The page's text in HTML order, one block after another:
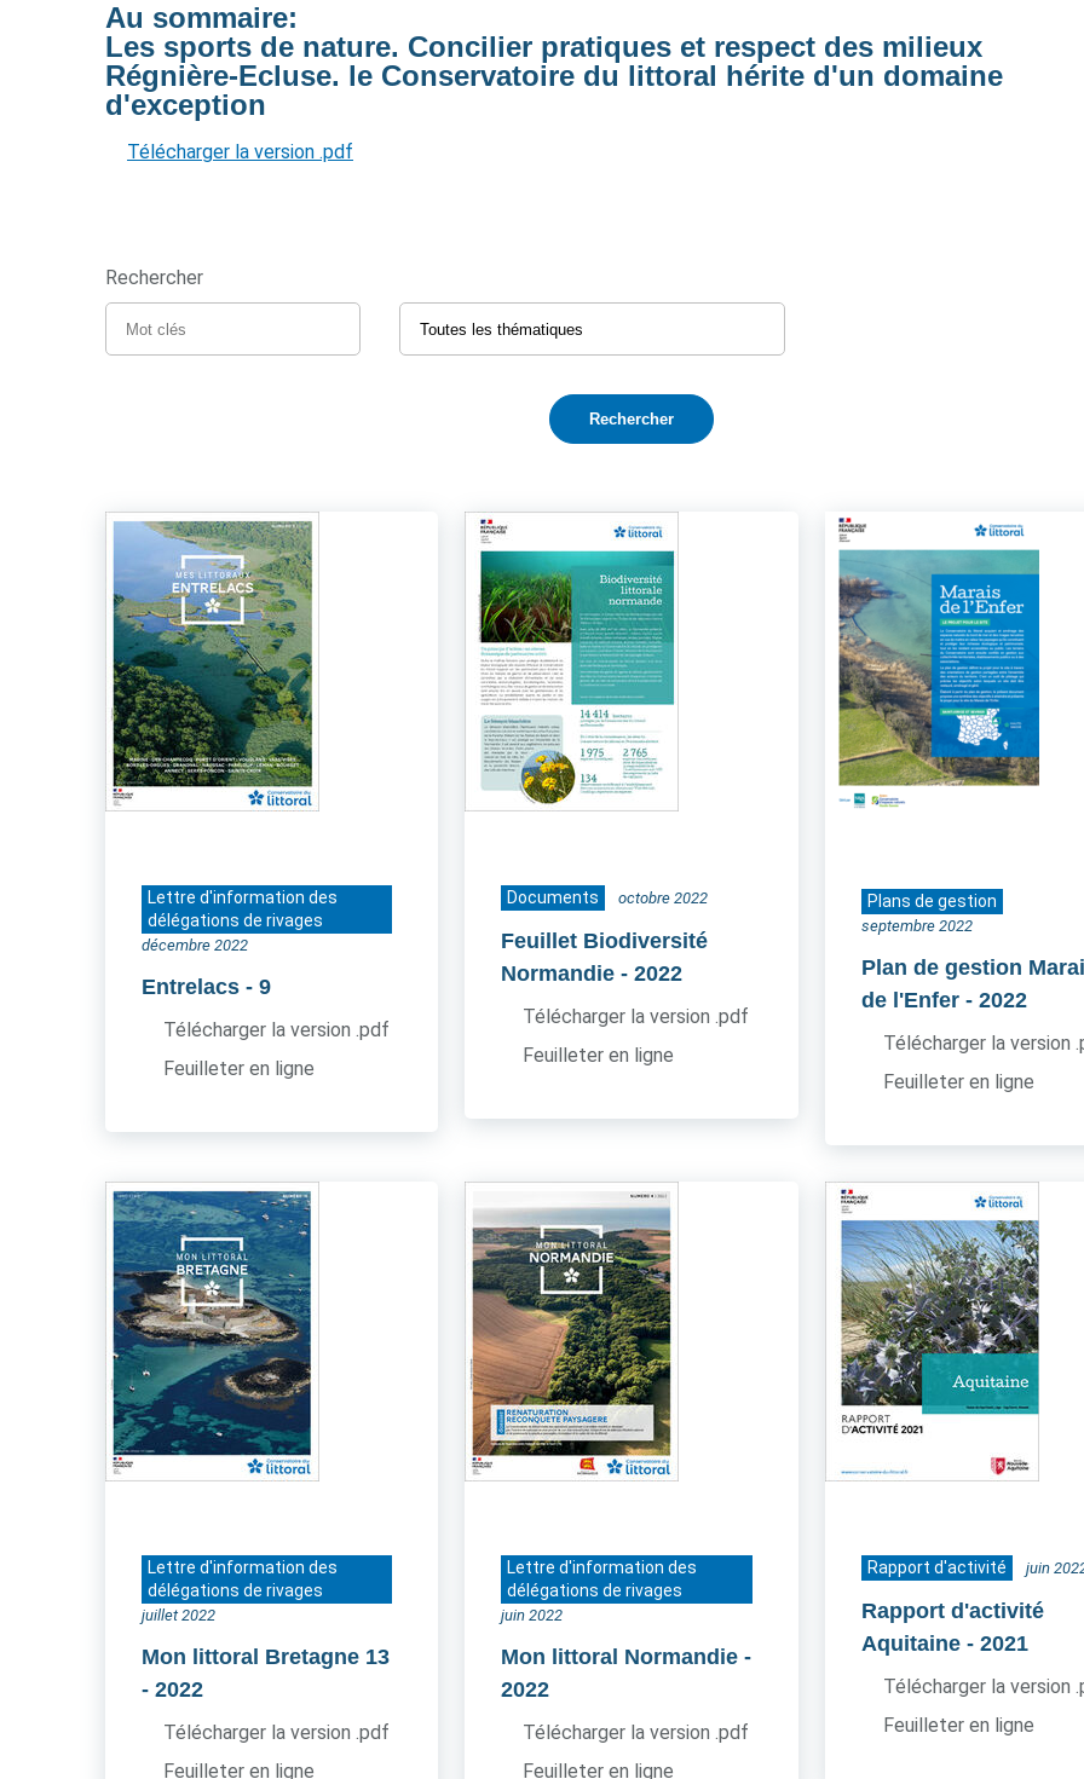
Au sommaire:
Les sports de nature. Concilier pratiques et respect des milieux
Régnière-Ecluse. le Conservatoire du littoral hérite d'un domaine
d'exception
Télécharger la version .pdf
Rechercher
Lettre d'information des
délégations de rivages
décembre 2022
Entrelacs - 9
Télécharger la version .pdf
Feuilleter en ligne
Documents octobre 2022
Feuillet Biodiversité
Normandie - 2022
Télécharger la version .pdf
Feuilleter en ligne
Plans de gestion
septembre 2022
Plan de gestion
de l'Enfer - 2022
Télécharger la version
Feuilleter en ligne
Lettre d'information des
délégations de rivages
juillet 2022
Mon littoral Bretagne 13
- 2022
Télécharger la version .pdf
Feuilleter en ligne
Lettre d'information des
délégations de rivages
juin 2022
Mon littoral Normandie -
2022
Télécharger la version .pdf
Feuilleter en ligne
Rapport d'activité juin
Rapport d'activité
Aquitaine - 2021
Télécharger la version
Feuilleter en ligne